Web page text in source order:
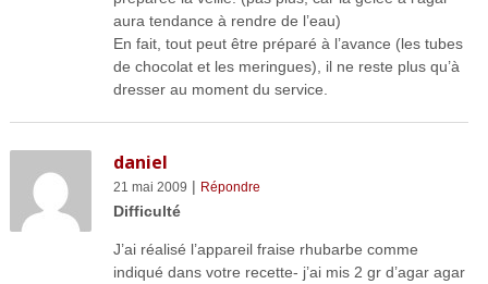
aura tendance à rendre de l’eau)
En fait, tout peut être préparé à l’avance (les tubes
de chocolat et les meringues), il ne reste plus qu’à
dresser au moment du service.
daniel
21 mai 2009 | Répondre
Difficulté
J’ai réalisé l’appareil fraise rhubarbe comme
indiqué dans votre recette- j’ai mis 2 gr d’agar agar